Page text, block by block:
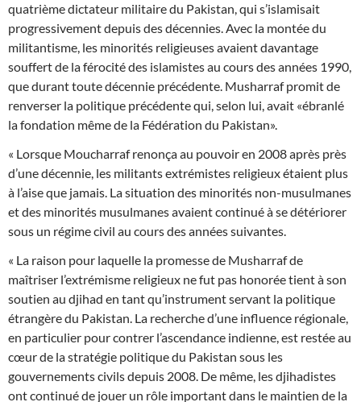
quatrième dictateur militaire du Pakistan, qui s’islamisait
progressivement depuis des décennies. Avec la montée du
militantisme, les minorités religieuses avaient davantage
souffert de la férocité des islamistes au cours des années 1990,
que durant toute décennie précédente. Musharraf promit de
renverser la politique précédente qui, selon lui, avait «ébranlé
la fondation même de la Fédération du Pakistan».
« Lorsque Moucharraf renonça au pouvoir en 2008 après près
d’une décennie, les militants extrémistes religieux étaient plus
à l’aise que jamais. La situation des minorités non-musulmanes
et des minorités musulmanes avaient continué à se détériorer
sous un régime civil au cours des années suivantes.
« La raison pour laquelle la promesse de Musharraf de
maîtriser l’extrémisme religieux ne fut pas honorée tient à son
soutien au djihad en tant qu’instrument servant la politique
étrangère du Pakistan. La recherche d’une influence régionale,
en particulier pour contrer l’ascendance indienne, est restée au
cœur de la stratégie politique du Pakistan sous les
gouvernements civils depuis 2008. De même, les djihadistes
ont continué de jouer un rôle important dans le maintien de la